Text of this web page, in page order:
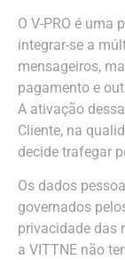
O V-PRO é
integrar-se a
mensageiros,
pagamento e
A ativação
Cliente, na
decide trafegar
Os dados
governados
privacidade das
a VITTNE não